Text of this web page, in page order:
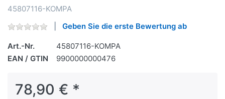
45807116-KOMPA
Geben Sie die erste Bewertung ab
Art.-Nr.
45807116-KOMPA
EAN / GTIN
9900000000476
78,90 € *